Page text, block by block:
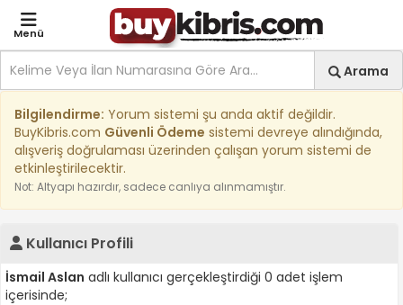
Menü
Ara
Arama
Kıbrıs İlan Platformu |
Bilgilendirme: Yorum sistemi şu anda aktif değildir.
BuyKibris.com Güvenli Ödeme sistemi devreye alındığında,
alışveriş doğrulaması üzerinden çalışan yorum sistemi de
etkinleştirilecektir.
Not: Altyapı hazırdır, sadece canlıya alınmamıştır.
Kullanıcı Profili
İsmail Aslan adlı kullanıcı gerçekleştirdiği 0 adet işlem
içerisinde;